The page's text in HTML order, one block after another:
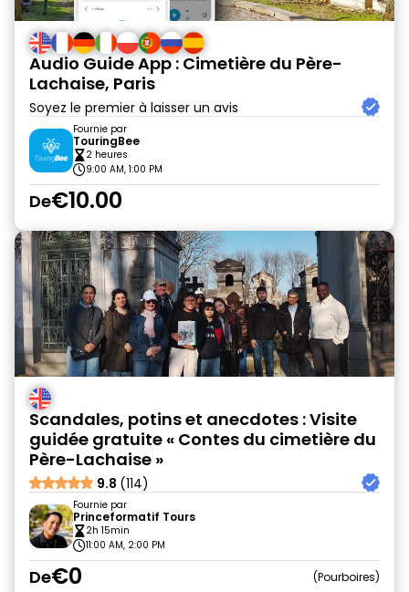
Audio Guide App : Cimetière du Père-
Lachaise, Paris
Soyez le premier à laisser un avis
Fournie par
TouringBee
2 heures
9:00 AM, 1:00 PM
De€10.00
Scandales, potins et anecdotes : Visite
guidée gratuite « Contes du cimetière du
Père-Lachaise »
9.8 (114)
Fournie par
Princeformatif Tours
2h 15min
11:00 AM, 2:00 PM
De€0 Pourboires